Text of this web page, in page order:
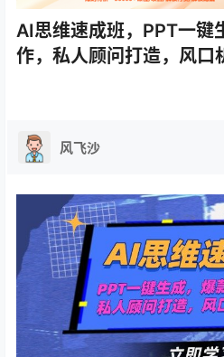
AI思维速成班，PPT一键
作，私人顾问打造，风口
风飞沙